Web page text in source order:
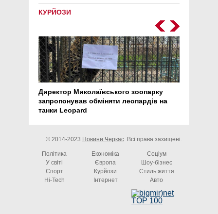
КУРЙОЗИ
Директор Миколаївського зоопарку
запропонував обміняти леопардів на
танки Leopard
© 2014-2023 Новини Черкас. Всі права захищені.
Політика Економіка
Соціум
У світі
Європа
Шоу-бізнес
Спорт
Курйози
Стиль життя
Hi-Tech
Інтернет Авто